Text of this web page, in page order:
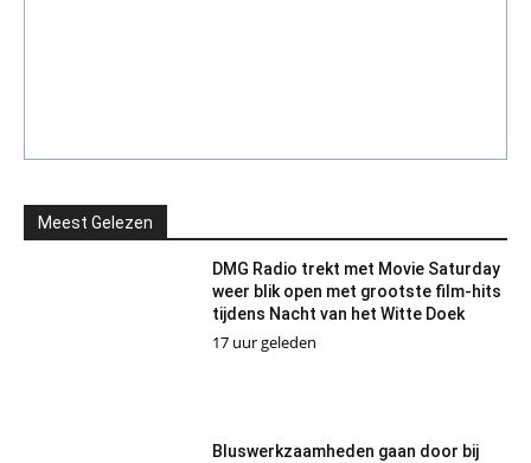
Meest Gelezen
DMG Radio trekt met Movie Saturday
weer blik open met grootste film-hits
tijdens Nacht van het Witte Doek
17 uur geleden
Bluswerkzaamheden gaan door bij